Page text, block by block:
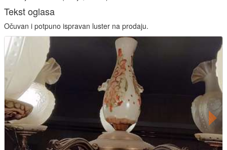
Tekst oglasa
Očuvan i potpuno ispravan luster na prodaju.